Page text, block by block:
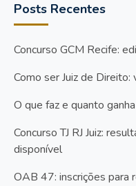
Posts Recentes
Concurso GCM Recife:
Como ser Juiz de Direito:
O que faz e quanto
Concurso TJ RJ Juiz:
disponível
OAB 47: inscrições para